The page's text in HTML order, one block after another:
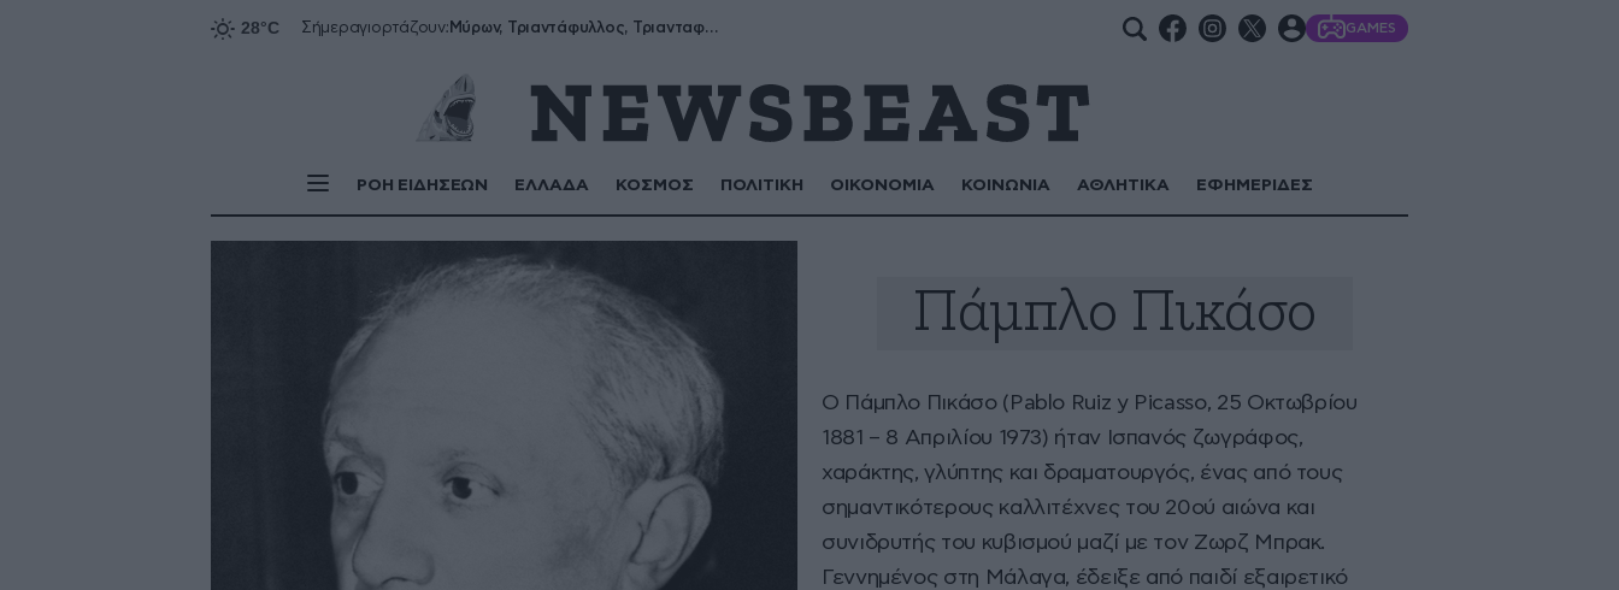
Σήμεραγιορτάζουν: Μύρων, Τριαντάφυλλος, Τριανταφυλλιά, Φυλλιώ, Ρόζα GAMES
ΡΟΗ ΕΙΔΗΣΕΩΝ ΕΛΛΑΔΑ ΚΟΣΜΟΣ ΠΟΛΙΤΙΚΗ ΟΙΚΟΝΟΜΙΑ ΚΟΙΝΩΝΙΑ ΑΘΛΗΤΙΚΑ ΕΦΗΜΕΡΙΔΕΣ
Πάμπλο Πικάσο
Ο Πάμπλο Πικάσο (Pablo Ruiz y Picasso, 25 Οκτωβρίου
1881 – 8 Απριλίου 1973) ήταν Ισπανός ζωγράφος,
χαράκτης, γλύπτης και δραματουργός, ένας από τους
σημαντικότερους καλλιτέχνες του 20ού αιώνα και
συνιδρυτής του κυβισμού μαζί με τον Ζωρζ Μπρακ.
Γεννημένος στη Μάλαγα, έδειξε από παιδί εξαιρετικό